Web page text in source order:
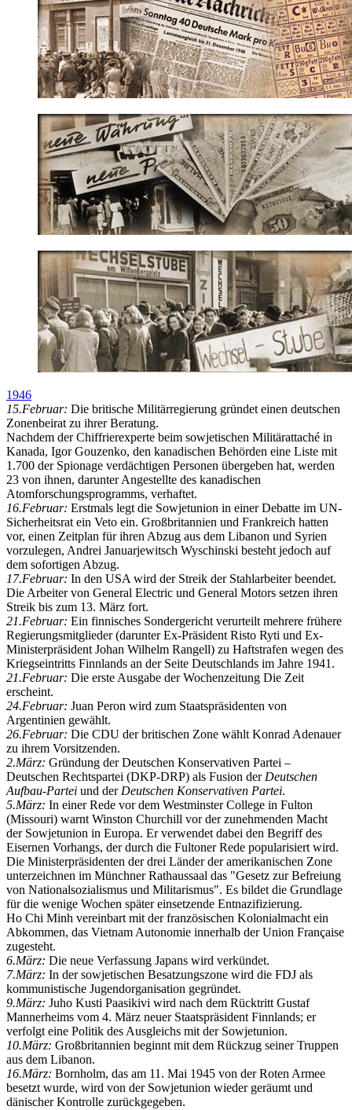
1946
15.Februar: Die britische Militärregierung gründet einen deutschen
Zonenbeirat zu ihrer Beratung.
Nachdem der Chiffrierexperte beim sowjetischen Militärattaché in
Kanada, Igor Gouzenko, den kanadischen Behörden eine Liste mit
1.700 der Spionage verdächtigen Personen übergeben hat, werden
23 von ihnen, darunter Angestellte des kanadischen
Atomforschungsprogramms, verhaftet.
16.Februar: Erstmals legt die Sowjetunion in einer Debatte im UN-
Sicherheitsrat ein Veto ein. Großbritannien und Frankreich hatten
vor, einen Zeitplan für ihren Abzug aus dem Libanon und Syrien
vorzulegen, Andrei Januarjewitsch Wyschinski besteht jedoch auf
dem sofortigen Abzug.
17.Februar: In den USA wird der Streik der Stahlarbeiter beendet.
Die Arbeiter von General Electric und General Motors setzen ihren
Streik bis zum 13. März fort.
21.Februar: Ein finnisches Sondergericht verurteilt mehrere frühere
Regierungsmitglieder (darunter Ex-Präsident Risto Ryti und Ex-
Ministerpräsident Johan Wilhelm Rangell) zu Haftstrafen wegen des
Kriegseintritts Finnlands an der Seite Deutschlands im Jahre 1941.
21.Februar: Die erste Ausgabe der Wochenzeitung Die Zeit
erscheint.
24.Februar: Juan Peron wird zum Staats­präsidenten von
Argentinien gewählt.
26.Februar: Die CDU der britischen Zone wählt Konrad Adenauer
zu ihrem Vor­sitzenden.
2.März: Gründung der Deutschen Konservativen Partei –
Deutschen Rechtspartei (DKP-DRP) als Fusion derDeutschen
Aufbau-Partei und derDeutschen Konservativen Partei.
5.März: In einer Rede vor dem Westminster College in Fulton
(Missouri) warnt Winston Churchill vor der zunehmenden Macht
der Sowjetunion in Europa. Er verwendet dabei den Begriff des
Eisernen Vorhangs, der durch die Fultoner Rede popularisiert wird.
Die Ministerpräsidenten der drei Länder der amerikanischen Zone
unterzeichnen im Münchner Rathaussaal das "Gesetz zur Befreiung
von Nationalsozialismus und Militarismus". Es bildet die Grundlage
für die wenige Wochen später einsetzende Entnazifizierung.
Ho Chi Minh vereinbart mit der französischen Kolonial­macht ein
Abkommen, das Vietnam Autonomie innerhalb der Union Française
zugesteht.
6.März: Die neue Verfassung Japans wird verkündet.
7.März: In der sowjetischen Besatzungs­zone wird die FDJ als
kommunistische Jugend­organisation gegründet.
9.März: Juho Kusti Paasikivi wird nach dem Rücktritt Gustaf
Mannerheims vom 4. März neuer Staatspräsident Finnlands; er
verfolgt eine Politik des Ausgleichs mit der Sowjetunion.
10.März: Großbritannien beginnt mit dem Rückzug seiner Truppen
aus dem Libanon.
16.März: Bornholm, das am 11. Mai 1945 von der Roten Armee
besetzt wurde, wird von der Sowjetunion wieder geräumt und
dänischer Kontrolle zurückgegeben.